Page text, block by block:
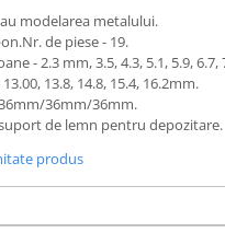
modelarea metalului.
de piese - 19.
- 2.3 mm, 3.5, 4.3, 5.1, 5.9, 6.7,
13.8, 14.8, 15.4, 16.2mm.
36mm/36mm.
de lemn pentru depozitare.
produs